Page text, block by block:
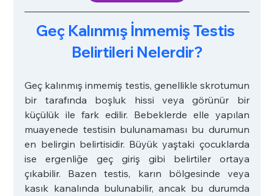
Geç Kalınmış İnmemiş Testis
Belirtileri Nelerdir?
Geç kalınmış inmemiş testis, genellikle skrotumun
bir tarafında boşluk hissi veya görünür bir
küçülük ile fark edilir. Bebeklerde elle yapılan
muayenede testisin bulunamaması bu durumun
en belirgin belirtisidir. Büyük yaştaki çocuklarda
ise ergenliğe geç giriş gibi belirtiler ortaya
çıkabilir. Bazen testis, karın bölgesinde veya
kasık kanalında bulunabilir, ancak bu durumda